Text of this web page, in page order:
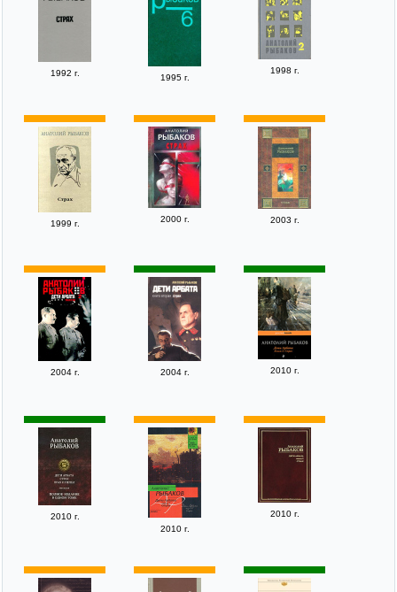
1992 г. 1995 г.
1998 г.
1999 г. 2000 г. 2003 г.
2004 г. 2004 г. 2010 г.
2010 г.
2010 г.
2010 г.